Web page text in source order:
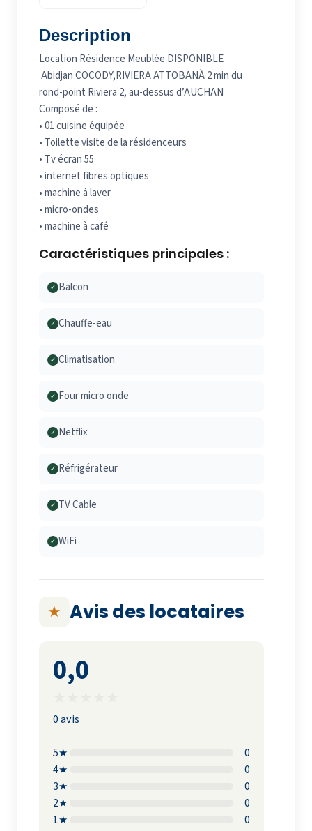
Description
Location Résidence Meublée DISPONIBLE
Abidjan COCODY,RIVIERA ATTOBANÀ 2 min du
rond-point Riviera 2, au-dessus d’AUCHAN
Composé de :
• ⁠01 cuisine équipée
• ⁠Toilette visite de la résidenceurs
• Tv écran 55
• ⁠internet ⁠fibres optiques
• ⁠machine à laver
• ⁠micro-ondes
• ⁠machine à café
Caractéristiques principales :
✓ Balcon
✓ Chauffe-eau
✓ Climatisation
✓ Four micro onde
✓ Netflix
✓ Réfrigérateur
✓ TV Cable
✓ WiFi
★ Avis des locataires
0,0
0 avis
5★
0
4★
0
3★
0
2★
0
1★
0